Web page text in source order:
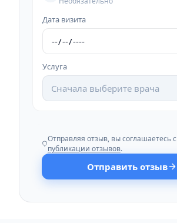
Дата визита
Услуга
Сначала выберите врача
Отправляя отзыв, вы соглашаетесь с
публикации отзывов.
Отправить отзыв